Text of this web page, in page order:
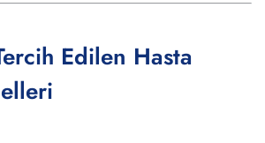
Edilen Hasta